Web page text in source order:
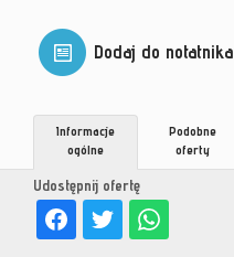
Dodaj do notatnika
Udostępnij ofertę
Informacje
ogólne
Podobne
oferty